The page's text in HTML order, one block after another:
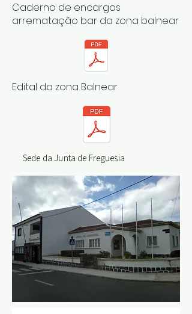
Caderno de encargos
arrematação bar da zona balnear
Edital da zona Balnear
Sede da Junta de Freguesia